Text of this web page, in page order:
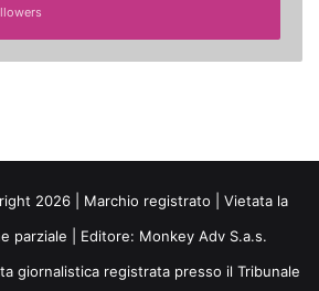
2026 | Marchio registrato | Vietata la
parziale | Editore: Monkey Adv S.a.s.
giornalistica registrata presso il Tribunale